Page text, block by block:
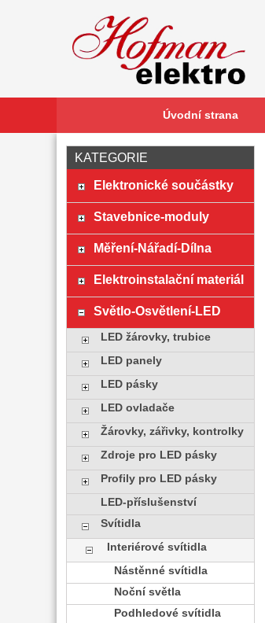
Úvodní strana
KATEGORIE
Elektronické součástky
Stavebnice-moduly
Měření-Nářadí-Dílna
Elektroinstalační materiál
Světlo-Osvětlení-LED
LED žárovky, trubice
LED panely
LED pásky
LED ovladače
Žárovky, zářivky, kontrolky
Zdroje pro LED pásky
Profily pro LED pásky
LED-příslušenství
Svítidla
Interiérové svítidla
Nástěnné svítidla
Noční světla
Podhledové svítidla